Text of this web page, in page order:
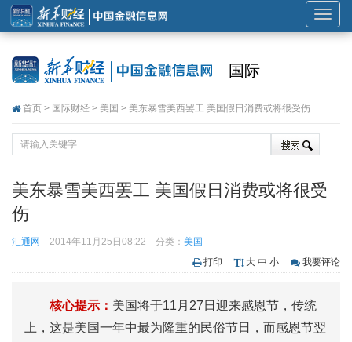
展
开
国际
首页 > 国际财经 > 美国 > 美东暴雪美西罢工 美国假日消费或将很受伤
美东暴雪美西罢工 美国假日消费或将很受
伤
汇通网 2014年11月25日08:22 分类： 美国
打印
大 中 小 我要评论
核心提示： 美国将于11月27日迎来感恩节，传统
上，这是美国一年中最为隆重的民俗节日，而感恩节翌